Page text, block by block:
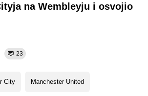
na Wembleyju i osvojio
23
City Manchester United